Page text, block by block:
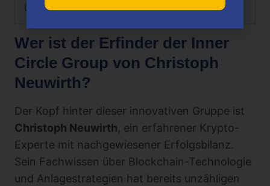
überfordern.
Wer ist der Erfinder der Inner
Circle Group von Christoph
Neuwirth?
Der Kopf hinter dieser innovativen Gruppe ist
Christoph Neuwirth, ein erfahrener Krypto-
Experte mit nachgewiesener Erfolgsbilanz.
Sein Fachwissen über Blockchain-Technologie
und Anlagestrategien hat bereits unzähligen